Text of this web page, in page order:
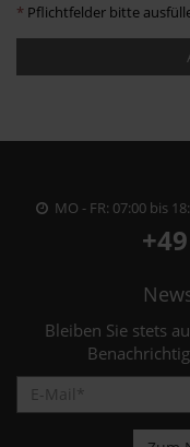
* Pflichtfelder bitte
MO - FR: 07:00 bis
Bleiben Sie stets